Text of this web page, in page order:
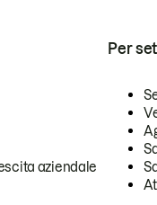
aziendale
Per